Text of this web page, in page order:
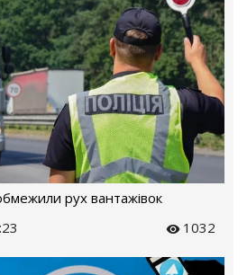
рух вантажівок
1032